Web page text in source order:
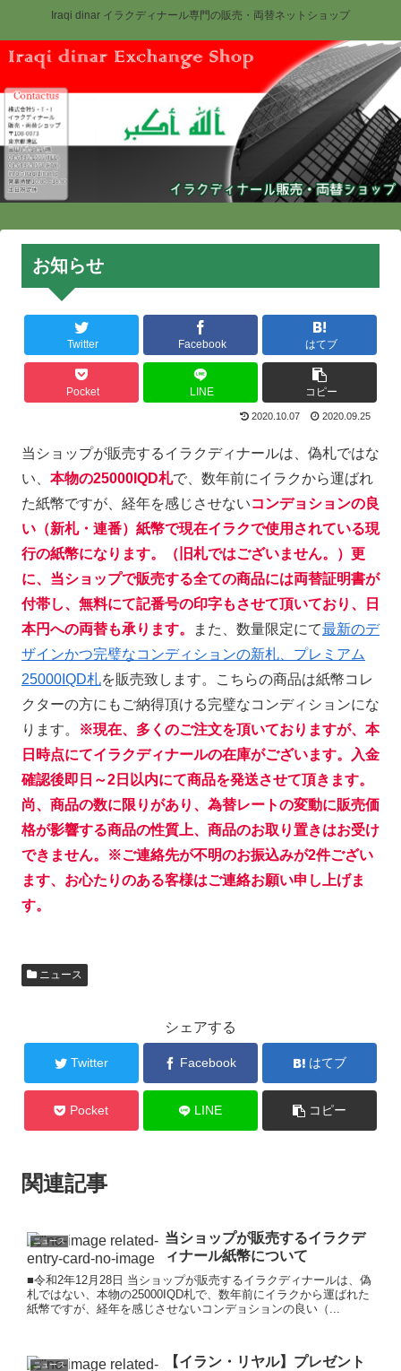
Iraqi dinar イラクディナール専門の販売・両替ネットショップ
お知らせ
Twitter Facebook はてブ
Pocket LINE コピー
2020.10.07 2020.09.25
当ショップが販売するイラクディナールは、偽札ではな
い、 本物の25000IQD札で、数年前にイラクから運ばれ
た紙幣ですが、経年を感じさせないコンデョションの良
い（新札・連番）紙幣で現在イラクで使用されている現
行の紙幣になります。（旧札ではございません。）更
に、当ショップで販売する全ての商品には両替証明書が
付帯し、無料にて記番号の印字もさせて頂いており、日
本円への両替も承ります。 また、数量限定にて最新のデ
ザインかつ完璧なコンディションの新札、プレミアム
25000IQD札を販売致します。こちらの商品は紙幣コレ
クターの方にもご納得頂ける完璧なコンディションにな
ります。
※現在、多くのご注文を頂いておりますが、本
日時点にてイラクディナールの在庫がございます。入金
確認後即日～2日以内にて商品を発送させて頂きます。
尚、商品の数に限りがあり、為替レートの変動に販売価
格が影響する商品の性質上、商品のお取り置きはお受け
できません。※ご連絡先が不明のお振込みが2件ござい
ます、お心たりのある客様はご連絡お願い申し上げま
す。
ニュース
シェアする
Twitter Facebook はてブ
Pocket LINE コピー
関連記事
ニュース
当ショップが販売するイラクデ
ィナール紙幣について
■令和2年12月28日 当ショップが販売するイラクディナールは、偽
札ではない、本物の25000IQD札で、数年前にイラクから運ばれた
紙幣ですが、経年を感じさせないコンデョションの良い（...
ニュース
【イラン・リヤル】プレゼント